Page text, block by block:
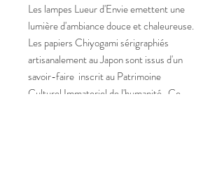
Les lampes Lueur d'Envie emettent une
lumière d'ambiance douce et chaleureuse.
Les papiers Chiyogami sérigraphiés
artisanalement au Japon sont issus d'un
savoir-faire inscrit au Patrimoine
Culturel Immateriel de l'humanité. Ce